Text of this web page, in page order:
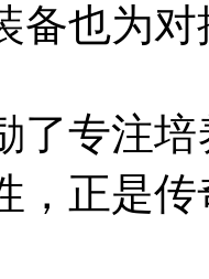
备也为
了专注
，正是